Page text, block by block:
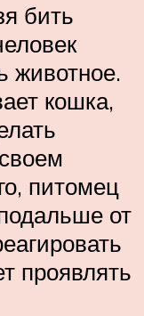
бить
животное.
кошка,
питомец
от
проявлять